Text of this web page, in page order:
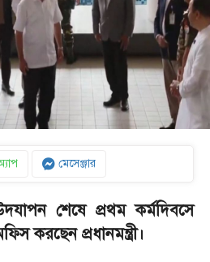
মেসেঞ্জার
শেষে প্রথম কর্মদিবসে
করছেন প্রধানমন্ত্রী।